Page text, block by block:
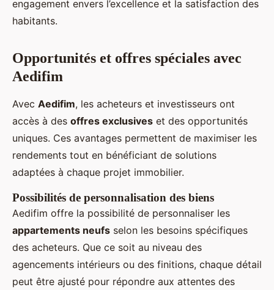
engagement envers l’excellence et la satisfaction des
habitants.
Opportunités et offres spéciales avec
Aedifim
Avec Aedifim, les acheteurs et investisseurs ont
accès à des offres exclusives et des opportunités
uniques. Ces avantages permettent de maximiser les
rendements tout en bénéficiant de solutions
adaptées à chaque projet immobilier.
Possibilités de personnalisation des biens
Aedifim offre la possibilité de personnaliser les
appartements neufs selon les besoins spécifiques
des acheteurs. Que ce soit au niveau des
agencements intérieurs ou des finitions, chaque détail
peut être ajusté pour répondre aux attentes des